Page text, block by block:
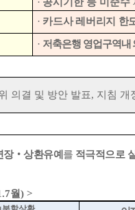
· 카드사 레버리지 한
· 저축은행 영업구역내
의결 및 방안 발표, 지침 개
장‧상환유예 를 적극적으로
월) >